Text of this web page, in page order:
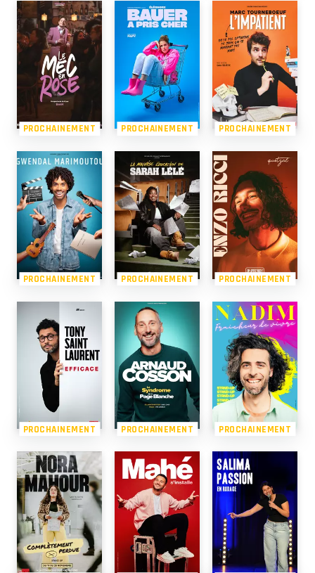
PROCHAINEMENT PROCHAINEMENT PROCHAINEMENT
PROCHAINEMENT PROCHAINEMENT PROCHAINEMENT
PROCHAINEMENT PROCHAINEMENT PROCHAINEMENT